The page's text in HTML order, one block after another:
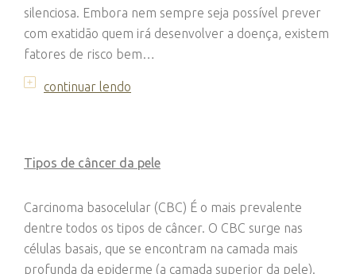
silenciosa. Embora nem sempre seja possível prever
com exatidão quem irá desenvolver a doença, existem
fatores de risco bem…
continuar lendo
Tipos de câncer da pele
Carcinoma basocelular (CBC) É o mais prevalente
dentre todos os tipos de câncer. O CBC surge nas
células basais, que se encontram na camada mais
profunda da epiderme (a camada superior da pele).